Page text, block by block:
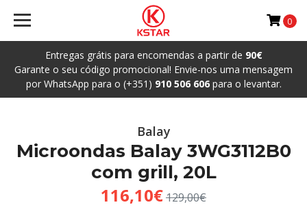
Entregas grátis para encomendas a partir de 90€
Garante o seu código promocional! Envie-nos uma mensagem
por WhatsApp para o (+351) 910 506 606para o levantar.
0
Balay
Microondas Balay 3WG3112B0
com grill, 20L
116,10€129,00€